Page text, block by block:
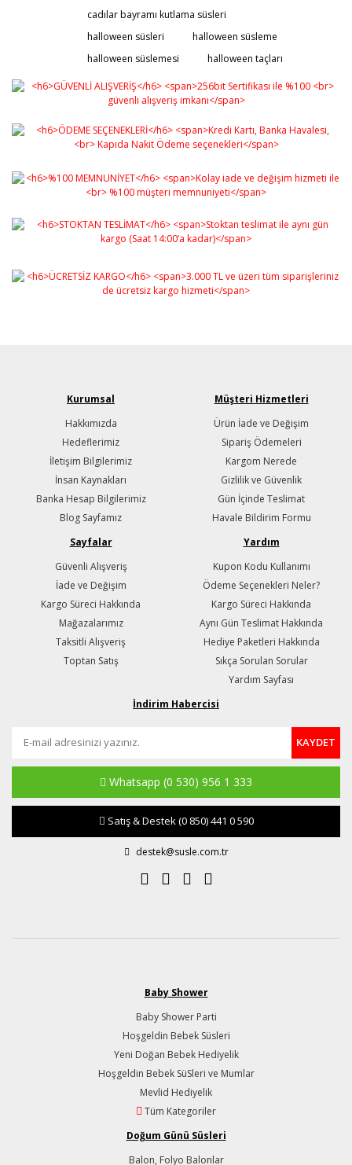
Bu ürüne ilk yorumu siz yapın!
Yorum Yaz
formunu kullanarak tarafımıza iletebilirsiniz.
Görüş ve önerileriniz için teşekkür ederiz.
Ürün açıklamasında eksik bilgiler bulunuyor.
Ürün fiyatı diğer sitelerden daha pahalı.
cadılar bayramı kutlama süsleri
halloween süsleri
halloween süsleme
halloween süslemesi
halloween taçları
Kurumsal
Hakkımızda
Hedeflerimiz
İletişim Bilgilerimiz
İnsan Kaynakları
Banka Hesap Bilgilerimiz
Blog Sayfamız
Müşteri Hizmetleri
Ürün İade ve Değişim
Sipariş Ödemeleri
Kargom Nerede
Gizlilik ve Güvenlik
Gün İçinde Teslimat
Havale Bildirim Formu
Sayfalar
Güvenli Alışveriş
İade ve Değişim
Kargo Süreci Hakkında
Mağazalarımız
Taksitli Alışveriş
Toptan Satış
Yardım
Kupon Kodu Kullanımı
Ödeme Seçenekleri Neler?
Kargo Süreci Hakkında
Aynı Gün Teslimat Hakkında
Hediye Paketleri Hakkında
Sıkça Sorulan Sorular
Yardım Sayfası
İndirim Habercisi
KAYDET
Whatsapp (0 530) 956 1 333
Satış & Destek(0 850) 441 0 590
destek@susle.com.tr
Baby Shower
Baby Shower Parti
Hoşgeldin Bebek Süsleri
Yeni Doğan Bebek Hediyelik
Hoşgeldin Bebek SüSleri ve Mumlar
Mevlid Hediyelik
Tüm Kategoriler
Doğum Günü Süsleri
Balon, Folyo Balonlar